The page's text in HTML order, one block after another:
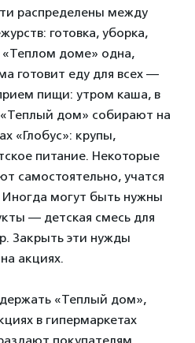
распределены между
готовка, уборка,
«Теплом доме» одна,
готовит еду для всех —
пищи: утром каша, в
дом» собирают на
«Глобус»: крупы,
питание. Некоторые
самостоятельно, учатся
могут быть нужны
— детская смесь для
Закрыть эти нужды
акциях.
«Теплый дом»,
в гипермаркетах